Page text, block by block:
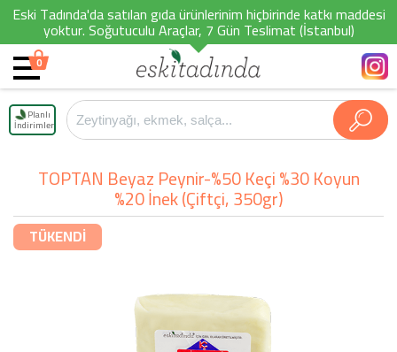
Eski Tadında'da satılan gıda ürünlerinim hiçbirinde katkı maddesi
yoktur. Soğutuculu Araçlar, 7 Gün Teslimat (İstanbul)
0
Planlı
İndirimler
TOPTAN Beyaz Peynir-%50 Keçi %30 Koyun
%20 İnek (Çiftçi, 350gr)
TÜKENDİ